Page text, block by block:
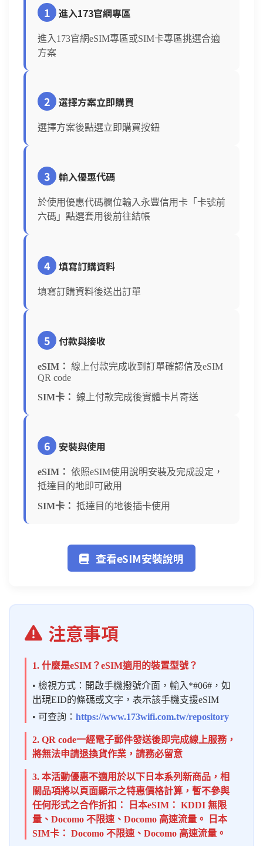
1 進入173官網專區
進入173官網eSIM專區或SIM卡專區挑選合適
方案
2 選擇方案立即購買
選擇方案後點選立即購買按鈕
3 輸入優惠代碼
於使用優惠代碼欄位輸入永豐信用卡「卡號前
六碼」點選套用後前往結帳
4 填寫訂購資料
填寫訂購資料後送出訂單
5 付款與接收
eSIM： 線上付款完成收到訂單確認信及eSIM
QR code
SIM卡： 線上付款完成後實體卡片寄送
6 安裝與使用
eSIM： 依照eSIM使用說明安裝及完成設定，
抵達目的地即可啟用
SIM卡： 抵達目的地後插卡使用
查看eSIM安裝說明
注意事項
1. 什麼是eSIM？eSIM適用的裝置型號？
• 檢視方式：開啟手機撥號介面，輸入*#06#，如
出現EID的條碼或文字，表示該手機支援eSIM
• 可查詢： https://www.173wifi.com.tw/repository
2. QR code一經電子郵件發送後即完成線上服務，
將無法申請退換貨作業，請務必留意
3. 本活動優惠不適用於以下日本系列新商品，相
關品項將以頁面顯示之特惠價格計算，暫不參與
任何形式之合作折扣： 日本eSIM： KDDI 無限
量、Docomo 不限速、Docomo 高速流量。 日本
SIM卡： Docomo 不限速、Docomo 高速流量。